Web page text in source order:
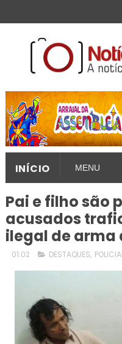
INÍCIO
Pai e filho são
acusados
ilegal de arma
01:02 DESTAQUES,